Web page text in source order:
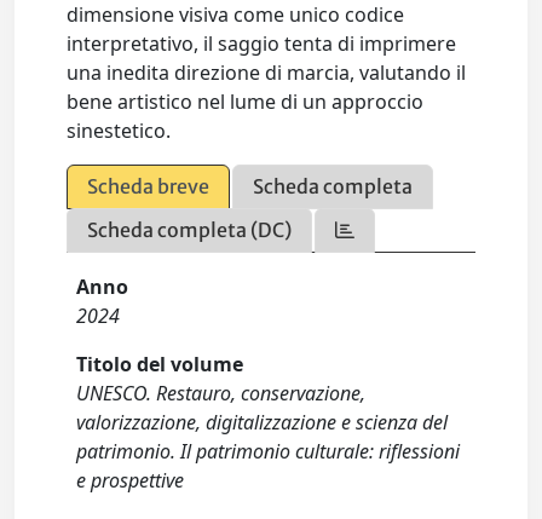
dimensione visiva come unico codice
interpretativo, il saggio tenta di imprimere
una inedita direzione di marcia, valutando il
bene artistico nel lume di un approccio
sinestetico.
Scheda breve
Scheda completa
Scheda completa (DC)
Anno
2024
Titolo del volume
UNESCO. Restauro, conservazione,
valorizzazione, digitalizzazione e scienza del
patrimonio. Il patrimonio culturale: riflessioni
e prospettive